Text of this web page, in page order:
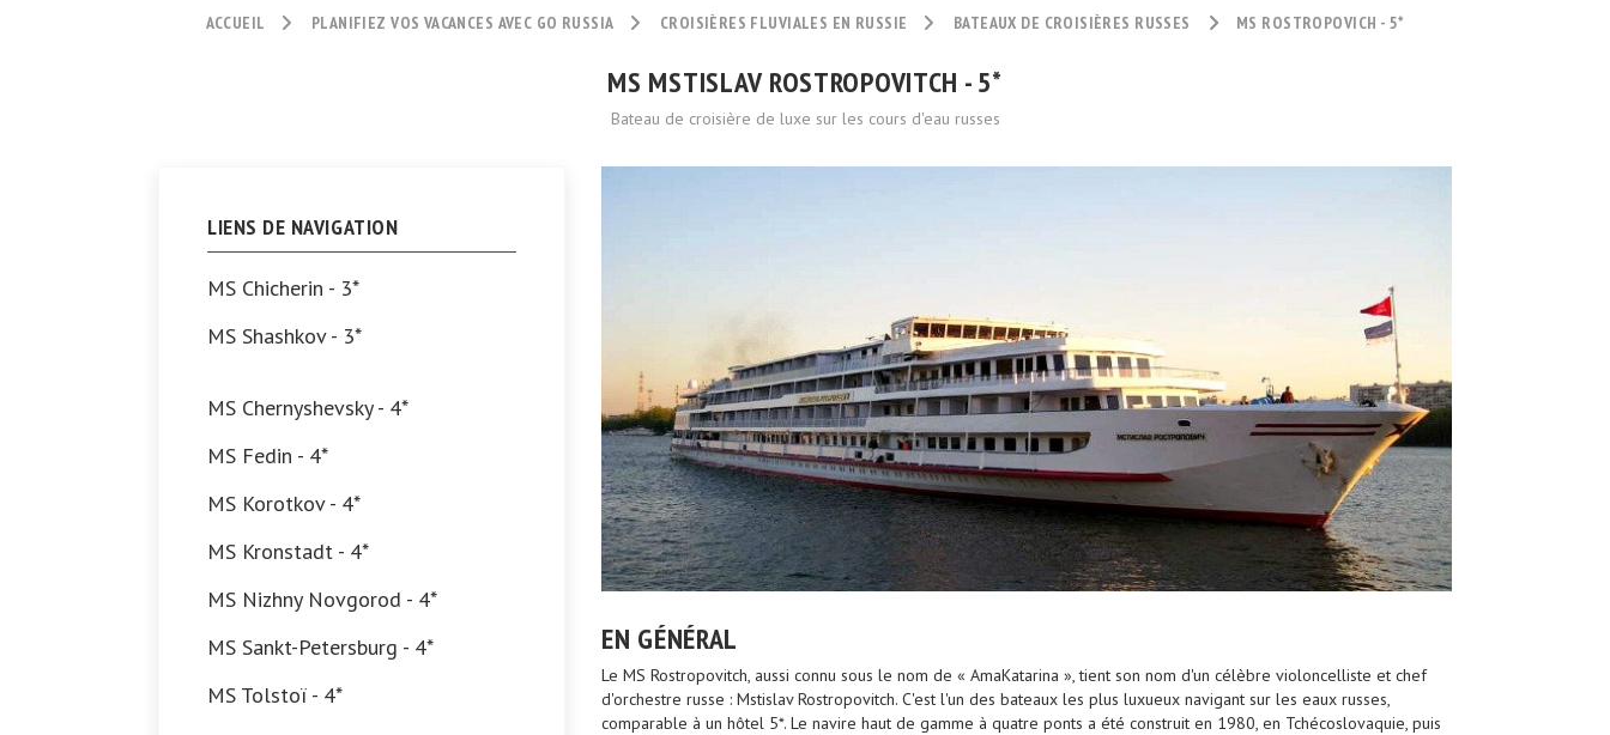
ACCUEIL PLANIFIEZ VOS VACANCES AVEC GO RUSSIA CROISIÈRES FLUVIALES EN RUSSIE BATEAUX DE CROISIÈRES RUSSES MS ROSTROPOVICH - 5*
MS MSTISLAV ROSTROPOVITCH - 5*
Bateau de croisière de luxe sur les cours d'eau russes
LIENS DE NAVIGATION
MS Chicherin - 3*
MS Shashkov - 3*
MS Chernyshevsky - 4*
MS Fedin - 4*
MS Korotkov - 4*
MS Kronstadt - 4*
MS Nizhny Novgorod - 4*
MS Sankt-Petersburg - 4*
MS Tolstoï - 4*
EN GÉNÉRAL
Le MS Rostropovitch, aussi connu sous le nom de « AmaKatarina », tient son nom d'un célèbre violoncelliste et chef
d'orchestre russe : Mstislav Rostropovitch. C'est l'un des bateaux les plus luxueux navigant sur les eaux russes,
comparable à un hôtel 5*. Le navire haut de gamme à quatre ponts a été construit en 1980, en Tchécoslovaquie, puis